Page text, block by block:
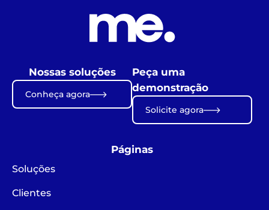
Nossas soluções
Conheça agora
Peça uma
demonstração
Solicite agora
Páginas
Soluções
Clientes